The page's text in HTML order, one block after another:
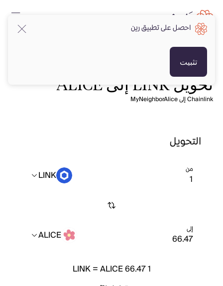
تحويل LINK إلى ALICE
Chainlink إلى MyNeighborAlice
التحويل
من LINK
إلى ALICE
1
LINK=ALICE 66.47
احصل على تطبيق رين
تثبيت